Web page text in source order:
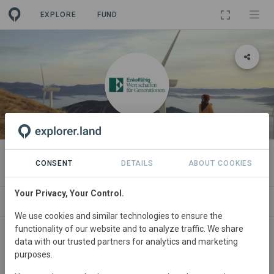
EXPLORE FUND
ORGANIZATION
Enkelfähig Bewegung
ORGANIZATIONS
CONSENT DETAILS ABOUT COOKIES
Your Privacy, Your Control.
We use cookies and similar technologies to ensure the
functionality of our website and to analyze traffic. We share
data with our trusted partners for analytics and marketing
purposes.